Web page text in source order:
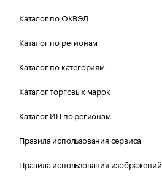
Каталог по ОКВЭД
Каталог по регионам
Каталог по категориям
Каталог торговых марок
Каталог ИП по регионам
Правила использования сервиса
Правила использования изображений